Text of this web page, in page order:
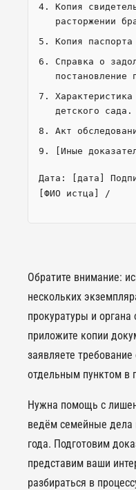
Копия
расторжении
Копия
Справка о
постановление
детского сада.
Акт
[Иные
Дата: [дата]
[ФИО истца] /
Обратите внимание:
нескольких
прокуратуры и
приложите копии
заявляете
отдельным пунктом в
Нужна помощь с
ведём семейные дела
года. Подготовим
представим ваши
разбираться в